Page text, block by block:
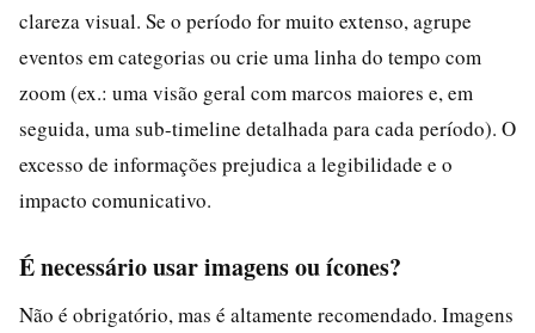
clareza visual. Se o período for muito extenso, agrupe
eventos em categorias ou crie uma linha do tempo com
zoom (ex.: uma visão geral com marcos maiores e, em
seguida, uma sub-timeline detalhada para cada período). O
excesso de informações prejudica a legibilidade e o
impacto comunicativo.
É necessário usar imagens ou ícones?
Não é obrigatório, mas é altamente recomendado. Imagens